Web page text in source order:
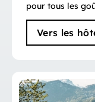
pour tous les
Vers les